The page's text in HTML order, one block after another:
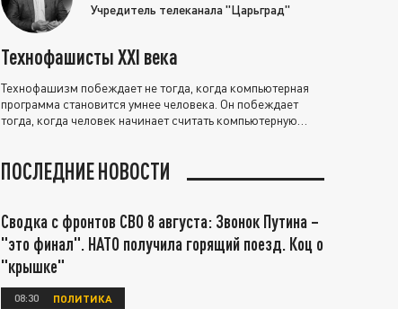
Учредитель телеканала "Царьград"
Технофашисты XXI века
Технофашизм побеждает не тогда, когда компьютерная
программа становится умнее человека. Он побеждает
тогда, когда человек начинает считать компьютерную
ПОСЛЕДНИЕ НОВОСТИ
Сводка с фронтов СВО 8 августа: Звонок Путина –
"это финал". НАТО получила горящий поезд. Коц о
"крышке"
08:30 ПОЛИТИКА